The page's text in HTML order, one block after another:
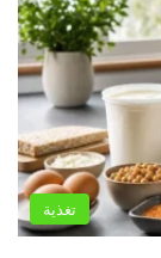
تغذية